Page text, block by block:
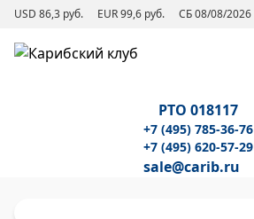
USD 86,3 руб. EUR 99,6 руб. СБ 08/08/2026
РТО 018117
+7 (495) 785-36-76
+7 (495) 620-57-29
sale@carib.ru